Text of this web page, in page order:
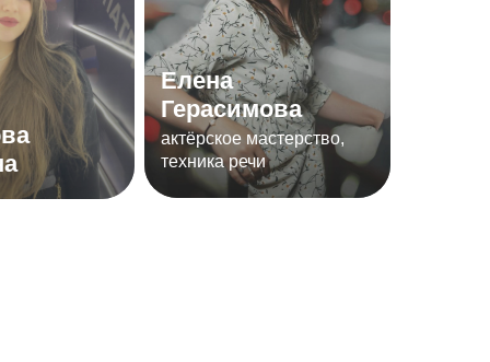
Елена
Герасимова
актёрское мастерство,
техника речи